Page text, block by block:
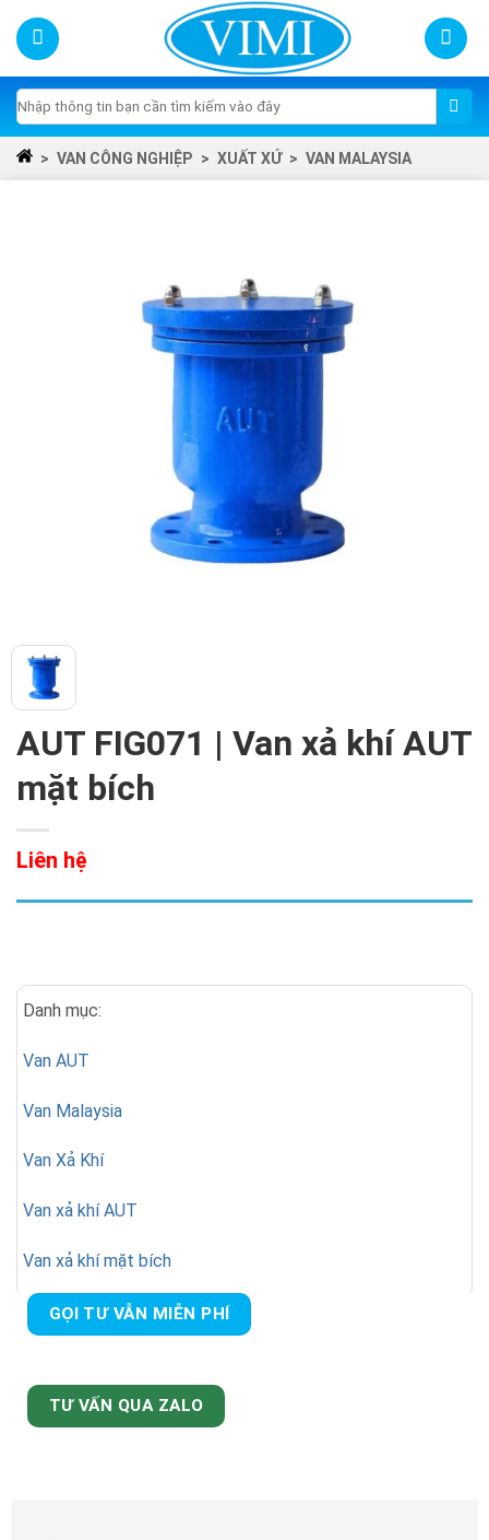
Skip
content
Tìm
kiếm:
> VAN CÔNG NGHIỆP > XUẤT XỨ > VAN MALAYSIA
AUT FIG071 | Van xả khí AUT
mặt bích
Liên hệ
Danh mục:
Van AUT
Van Malaysia
Van Xả Khí
Van xả khí AUT
Van xả khí mặt bích
GỌI TƯ VẪN MIỄN PHÍ
TƯ VẤN QUA ZALO